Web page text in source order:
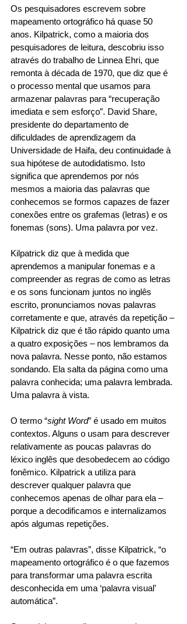
Os pesquisadores escrevem sobre
mapeamento ortográfico há quase 50
anos. Kilpatrick, como a maioria dos
pesquisadores de leitura, descobriu isso
através do trabalho de Linnea Ehri, que
remonta à década de 1970, que diz que é
o processo mental que usamos para
armazenar palavras para “recuperação
imediata e sem esforço”. David Share,
presidente do departamento de
dificuldades de aprendizagem da
Universidade de Haifa, deu continuidade à
sua hipótese de autodidatismo. Isto
significa que aprendemos por nós
mesmos a maioria das palavras que
conhecemos se formos capazes de fazer
conexões entre os grafemas (letras) e os
fonemas (sons). Uma palavra por vez.
Kilpatrick diz que à medida que
aprendemos a manipular fonemas e a
compreender as regras de como as letras
e os sons funcionam juntos no inglês
escrito, pronunciamos novas palavras
corretamente e que, através da repetição –
Kilpatrick diz que é tão rápido quanto uma
a quatro exposições – nos lembramos da
nova palavra. Nesse ponto, não estamos
sondando. Ela salta da página como uma
palavra conhecida; uma palavra lembrada.
Uma palavra à vista.
O termo “sight Word” é usado em muitos
contextos. Alguns o usam para descrever
relativamente as poucas palavras do
léxico inglês que desobedecem ao código
fonêmico. Kilpatrick a utiliza para
descrever qualquer palavra que
conhecemos apenas de olhar para ela –
porque a decodificamos e internalizamos
após algumas repetições.
“Em outras palavras”, disse Kilpatrick, “o
mapeamento ortográfico é o que fazemos
para transformar uma palavra escrita
desconhecida em uma ‘palavra visual’
automática”.